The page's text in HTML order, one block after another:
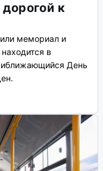
к
мемориал и
в
День